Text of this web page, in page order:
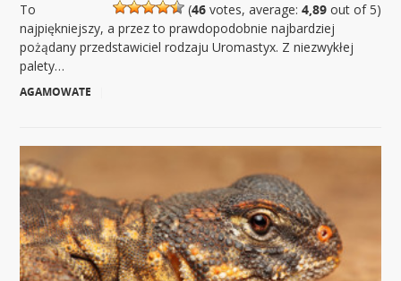
(46votes, average: 4,89out of 5)
To
najpiękniejszy, a przez to prawdopodobnie najbardziej
pożądany przedstawiciel rodzaju Uromastyx. Z niezwykłej
palety…
AGAMOWATE